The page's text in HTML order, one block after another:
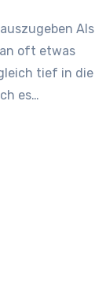
oft etwas
tief in die
es…